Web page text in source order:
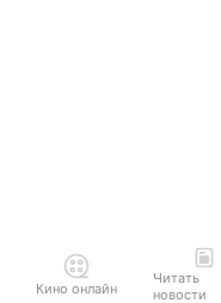
Кино онлайн
Читать
новости